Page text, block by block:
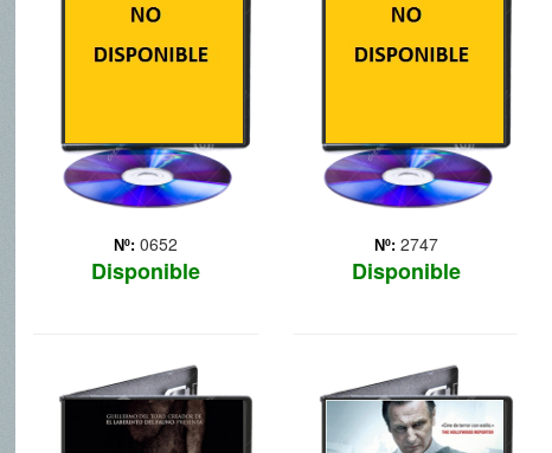
Nº: 0652
Disponible
Nº: 2747
Disponible
Empalador, el príncipe
rumano en el que se
inspiró Bram Stoker para
escribir su célebre novela
MAMA MAS ALLA DE
LA MUERTE